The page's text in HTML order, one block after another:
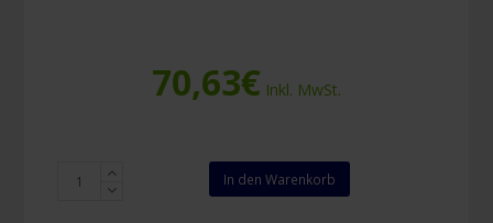
70,63€ Inkl. MwSt.
Spencer-
In den Warenkorb